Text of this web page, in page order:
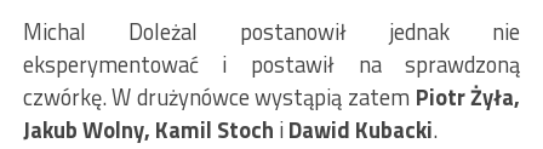
Michal Doleżal postanowił jednak nie
eksperymentować i postawił na sprawdzoną
czwórkę. W drużynówce wystąpią zatem Piotr Żyła,
Jakub Wolny, Kamil Stoch iDawid Kubacki.